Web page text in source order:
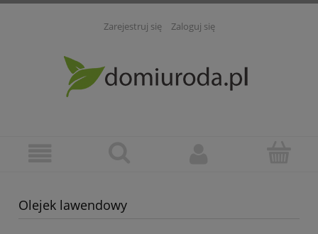
Zarejestruj się Zaloguj się
Olejek lawendowy